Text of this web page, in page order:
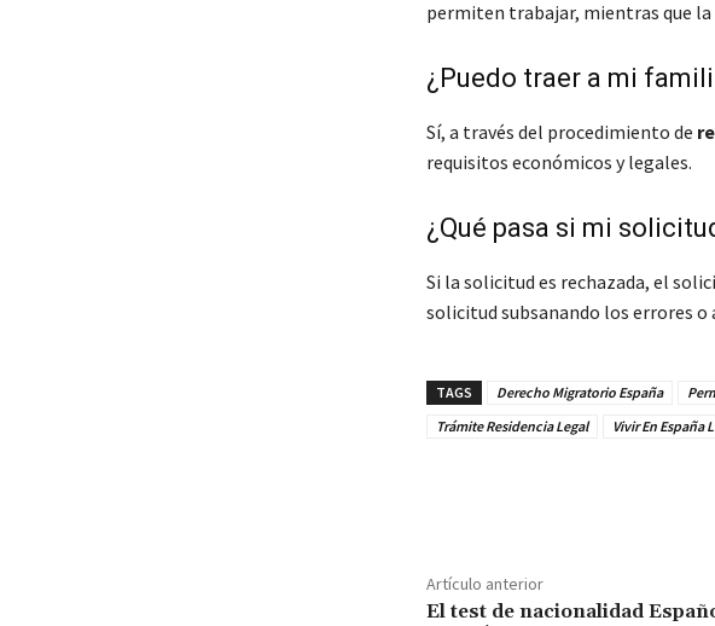
permiten trabajar, mientras que la
¿Puedo traer a mi
Sí, a través del procedimiento de
requisitos económicos y legales.
¿Qué pasa si mi
Si la solicitud es rechazada, el
solicitud subsanando los errores
TAGS Derecho Migratorio España
Trámite Residencia Legal
Vivir En España
Artículo anterior
El test de nacionalidad